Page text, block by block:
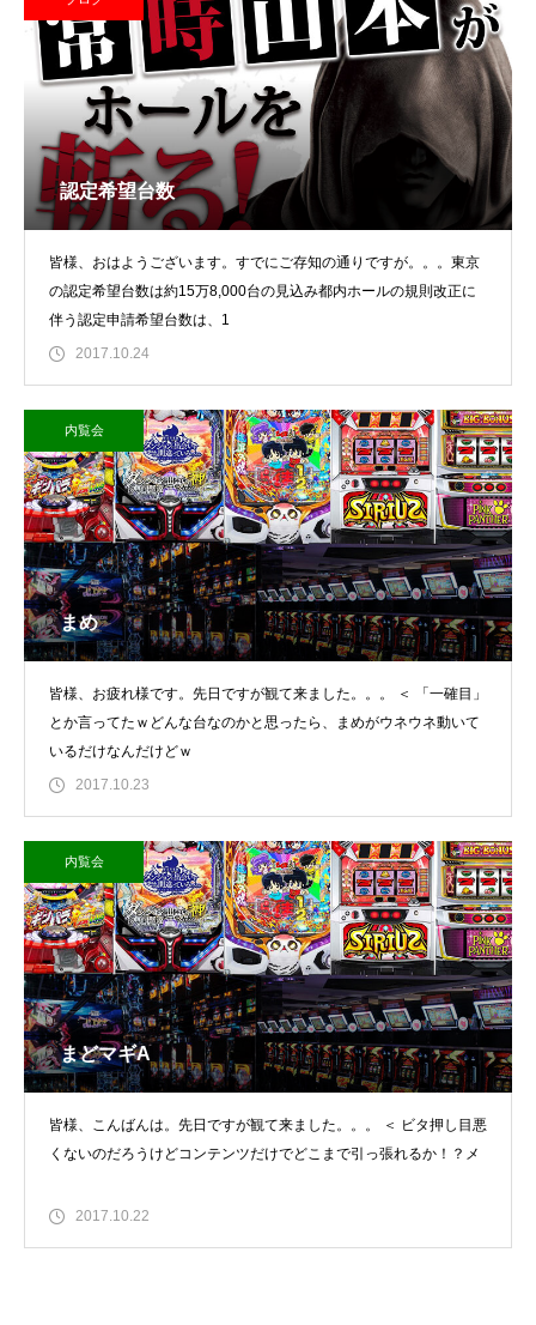
認定希望台数
皆様、おはようございます。すでにご存知の通りですが。。。東京
の認定希望台数は約15万8,000台の見込み都内ホールの規則改正に
伴う認定申請希望台数は、1
2017.10.24
内覧会
まめ
皆様、お疲れ様です。先日ですが観て来ました。。。 ＜ 「一確目」
とか言ってたｗどんな台なのかと思ったら、まめがウネウネ動いて
いるだけなんだけどｗ
2017.10.23
内覧会
まどマギA
皆様、こんばんは。先日ですが観て来ました。。。 ＜ ビタ押し目悪
くないのだろうけどコンテンツだけでどこまで引っ張れるか！？メ
2017.10.22